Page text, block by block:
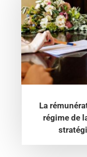
La
régime de